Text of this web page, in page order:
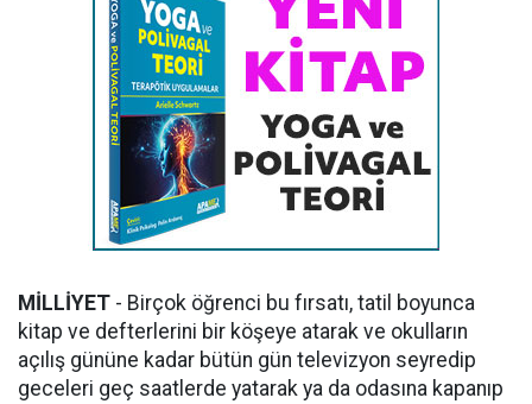
MİLLİYET - Birçok öğrenci bu fırsatı, tatil boyunca
kitap ve defterlerini bir köşeye atarak ve okulların
açılış gününe kadar bütün gün televizyon seyredip
geceleri geç saatlerde yatarak ya da odasına kapanıp